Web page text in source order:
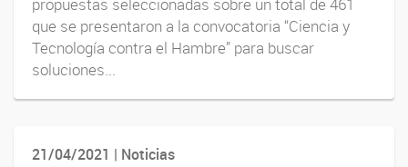
propuestas seleccionadas sobre un total de 461
que se presentaron a la convocatoria “Ciencia y
Tecnología contra el Hambre” para buscar
soluciones...
21/04/2021 | Noticias